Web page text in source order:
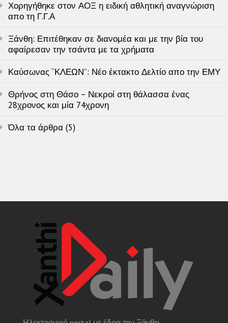
Χορηγήθηκε στον ΑΟΞ η ειδική αθλητική αναγνώριση
απο τη Γ.Γ.Α
Ξάνθη: Επιτέθηκαν σε διανομέα και με την βία του
αφαίρεσαν την τσάντα με τα χρήματα
Καύσωνας “ΚΛΕΩΝ”: Νέο έκτακτο Δελτίο απο την ΕΜΥ
Θρήνος στη Θάσο – Νεκροί στη θάλασσα ένας
28χρονος και μία 74χρονη
Όλα τα άρθρα (5)